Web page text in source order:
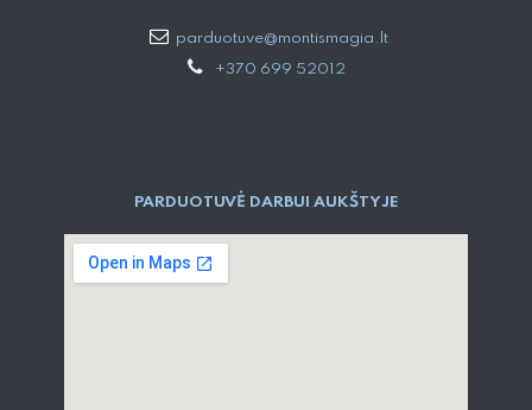
parduotuve@montismagia.lt
+370 699 52012
PARDUOTUVĖ DARBUI AUKŠTYJE